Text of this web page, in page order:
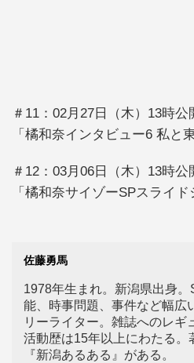
＃11：02月27日（木）13時公
「橘和奈インタビュー6 私と
＃12：03月06日（木）13時公
「橘和奈サイゾーSPスライド
佐藤勇馬
1978年生まれ。新潟県出身
能、時事問題、事件など幅広
リーライター。雑誌へのレギ
活動歴は15年以上にわたる。
『新潟あるある』がある。